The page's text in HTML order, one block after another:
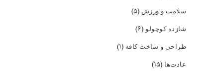
سلامت و ورزش (۵)
شازده کوچولو(۶)
طراحی و ساخت کافه (۱)
عادت‌ها (۱۵)